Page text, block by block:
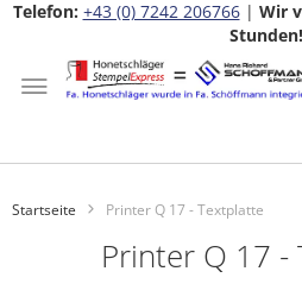
Telefon: +43 (0) 7242 206766| Wir
Stunden!
Zum
Startseite Printer Q 17 - Textplatte
Printer Q 17 -